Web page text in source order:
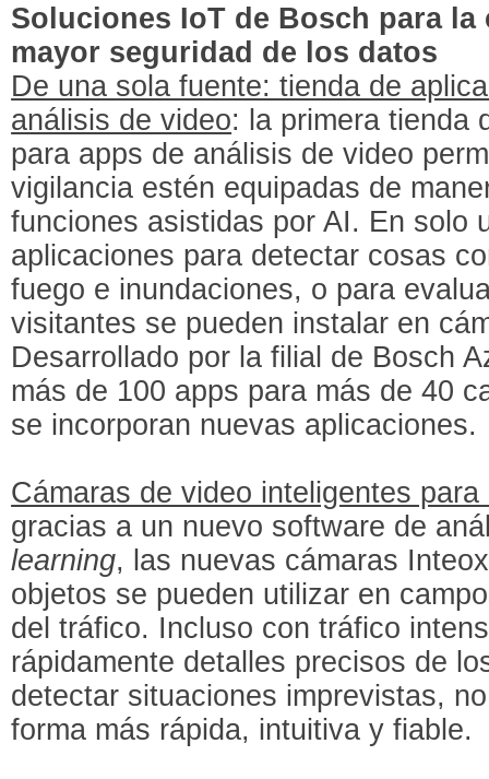
Soluciones IoT de Bosch para
mayor seguridad de los datos
De una sola fuente: tienda de
análisis de video: la primera tienda
para apps de análisis de video
vigilancia estén equipadas de
funciones asistidas por AI. En solo
aplicaciones para detectar cosas
fuego e inundaciones, o para
visitantes se pueden instalar en
Desarrollado por la filial de Bosch
más de 100 apps para más de 40
se incorporan nuevas aplicaciones.
Cámaras de video inteligentes
gracias a un nuevo software de
learning, las nuevas cámaras
objetos se pueden utilizar en
del tráfico. Incluso con tráfico
rápidamente detalles precisos de
detectar situaciones imprevistas,
forma más rápida, intuitiva y fiable.